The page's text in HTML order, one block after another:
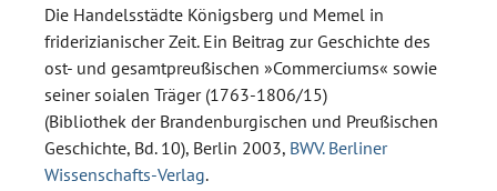
Die Handelsstädte Königsberg und Memel in
friderizianischer Zeit. Ein Beitrag zur Geschichte des
ost- und gesamtpreußischen »Commerciums« sowie
seiner soialen Träger (1763-1806/15)
(Bibliothek der Brandenburgischen und Preußischen
Geschichte, Bd. 10), Berlin 2003, BWV. Berliner
Wissenschafts-Verlag.